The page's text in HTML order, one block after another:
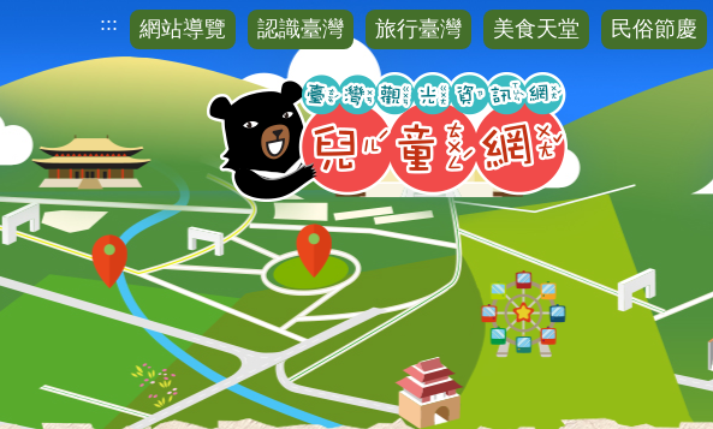
主
要
內
容
區
::: 網站導覽 認識臺灣 旅行臺灣 美食天堂 民俗節慶